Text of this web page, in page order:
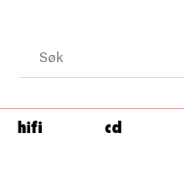
hifi cd